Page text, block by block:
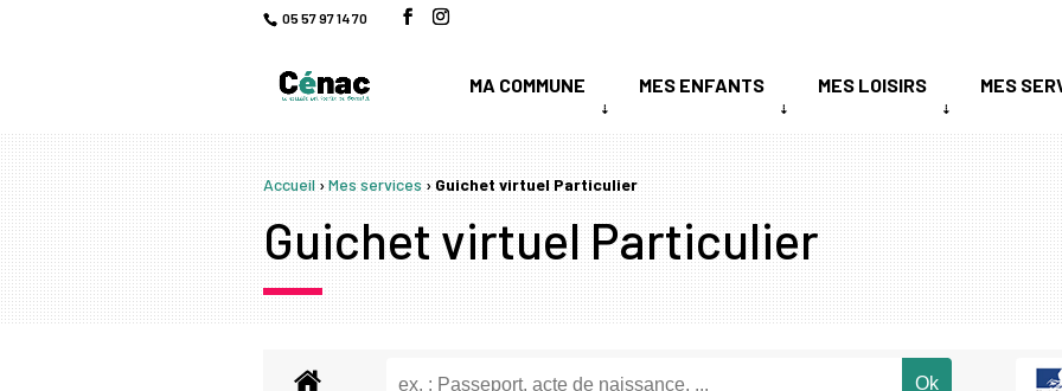
05 57 97 14 70
MA COMMUNE MES ENFANTS MES LOISIRS MES
Accueil›Mes services›Guichet virtuel Particulier
Guichet virtuel Particulier